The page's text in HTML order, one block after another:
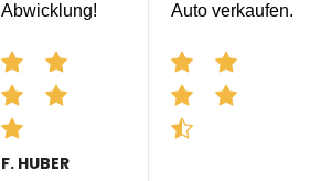
Abwicklung!
Auto verkaufen.
F. HUBER